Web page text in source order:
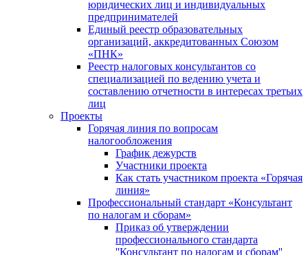
юридических лиц и индивидуальных
предпринимателей
Единый реестр образовательных
организаций, аккредитованных Союзом
«ПНК»
Реестр налоговых консультантов со
специализацией по ведению учета и
составлению отчетности в интересах третьих
лиц
Проекты
Горячая линия по вопросам
налогообложения
График дежурств
Участники проекта
Как стать участником проекта «Горячая
линия»
Профессиональный стандарт «Консультант
по налогам и сборам»
Приказ об утверждении
профессионального стандарта
''Консультант по налогам и сборам''